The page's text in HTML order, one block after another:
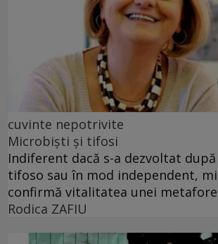
cuvinte nepotrivite
Microbiști și tifosi
Indiferent dacă s-a dezvoltat
tifoso sau în mod independent,
confirmă vitalitatea unei
Rodica ZAFIU